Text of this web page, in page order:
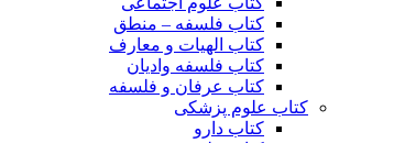
کتاب فلسفه – منطق
کتاب الهیات و معارف
کتاب فلسفه وادیان
کتاب عرفان و فلسفه
کتاب علوم پزشکی
کتاب دارو